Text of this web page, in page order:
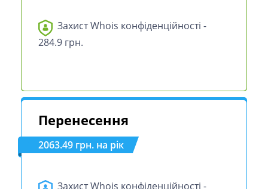
Захист Whois конфіденційності -
284.9 грн.
Перенесення
2063.49 грн. на рік
Захист Whois конфіденційності -